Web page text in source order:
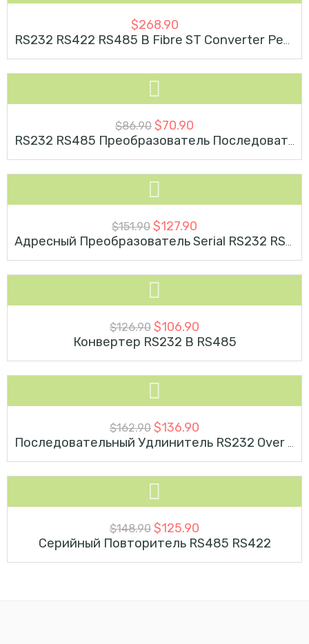
SOLD OUT
$268.90
RS232 RS422 RS485 В Fibre ST Converter Резервное Кольцо
$86.90 $70.90
RS232 RS485 Преобразователь Последовательного Порта С Питанием Двунаправленного
$151.90 $127.90
Адресный Преобразователь Serial RS232 RS485 RS422
$126.90 $106.90
Конвертер RS232 В RS485
$162.90 $136.90
Последовательный Удлинитель RS232 Over Cat5 Industrial Din Rail
$148.90 $125.90
Серийный Повторитель RS485 RS422